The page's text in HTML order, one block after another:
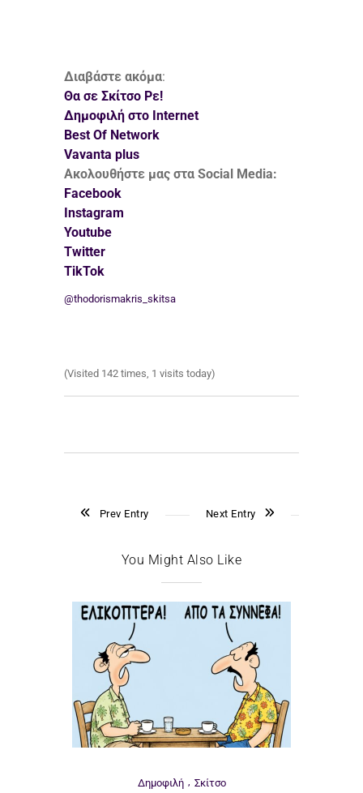
Διαβάστε ακόμα:
Θα σε Σκίτσο Ρε!
Δημοφιλή στο Internet
Best Of Network
Vavanta plus
Ακολουθήστε μας στα Social Media:
Facebook
Instagram
Youtube
Twitter
TikTok
@thodorismakris_skitsa
(Visited 142 times, 1 visits today)
Prev Entry Next Entry
You Might Also Like
Δημοφιλή Σκίτσο